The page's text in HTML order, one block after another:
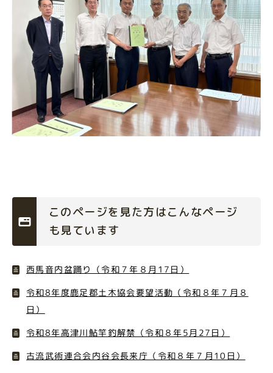
このページを見た方はこんなページ
も見ています
西馬音内盆踊り（令和７年８月17日）
令和8年度鹿足郡土木協会要望活動（令和８年７月８
日）
令和8年高津川鮎竿釣解禁（令和８年5月27日）
古流武術連合会内谷会長来庁（令和８年７月10日）